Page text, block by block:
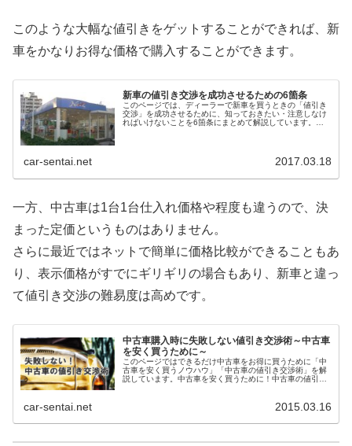
このような大幅な値引きをゲットすることができれば、新
車をかなりお得な価格で購入することができます。
新車の値引き交渉を成功させるための6箇条
このページでは、ディーラーで新車を買うときの「値引き
交渉」を成功させるために、知っておきたい・注意しなけ
ればいけないことを6箇条にまとめて解説しています。お
car-sentai.net 2017.03.18
一方、中古車は1台1台仕入れ価格や程度も違うので、決
まった定価というものはありません。
さらに最近ではネットで簡単に価格比較ができることもあ
り、表示価格がすでにギリギリの場合もあり、新車と違っ
て値引き交渉の難易度は高めです。
中古車購入時に失敗しない値引き交渉術～中古車
を安く買うために～
このページではできるだけ中古車をお得に買うために「中
古車を安く買うノウハウ」「中古車の値引き交渉術」を解
説しています。中古車を安く買うために！中古車の値引き
car-sentai.net 2015.03.16